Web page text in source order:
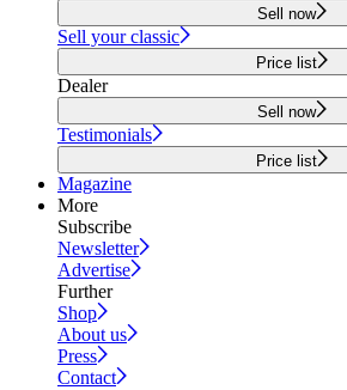
Sell now
Sell your classic
Price list
Dealer
Sell now
Testimonials
Price list
Magazine
More
Subscribe
Newsletter
Advertise
Further
Shop
About us
Press
Contact